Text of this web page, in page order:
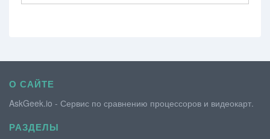
О САЙТЕ
AskGeek.io - Сервис по сравнению процессоров и видеокарт.
РАЗДЕЛЫ